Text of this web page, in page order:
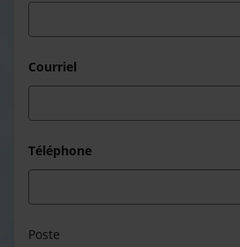
Courriel
Téléphone
Poste